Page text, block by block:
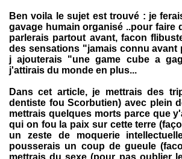
Ben voila le sujet est trouvé : je
gavage humain organisé ..pour faire
parlerais partout avant, facon
des sensations "jamais connu avant
j ajouterais "une game cube a
j'attirais du monde en plus...
Dans cet article, je mettrais des
dentiste fou Scorbutien) avec plein
mettrais quelques morts parce que
qui on fou la paix sur cette terre
un zeste de moquerie
pousserais un coup de gueule
mettrais du sexe (pour pas oublier